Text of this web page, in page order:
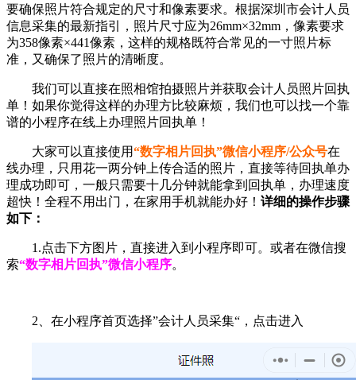
要确保照片符合规定的尺寸和像素要求。根据深圳市会计人员
信息采集的最新指引，照片尺寸应为26mm×32mm，像素要求
为358像素×441像素，这样的规格既符合常见的一寸照片标
准，又确保了照片的清晰度。
我们可以直接在照相馆拍摄照片并获取会计人员照片回执
单！如果你觉得这样的办理方比较麻烦，我们也可以找一个靠
谱的小程序在线上办理照片回执单！
大家可以直接使用“数字相片回执”微信小程序/公众号在
线办理，只用花一两分钟上传合适的照片，直接等待回执单办
理成功即可，一般只需要十几分钟就能拿到回执单，办理速度
超快！全程不用出门，在家用手机就能办好！ 详细的操作步骤
如下：
1.点击下方图片，直接进入到小程序即可。或者在微信搜
索“数字相片回执”微信小程序。
2、在小程序首页选择”会计人员采集“，点击进入